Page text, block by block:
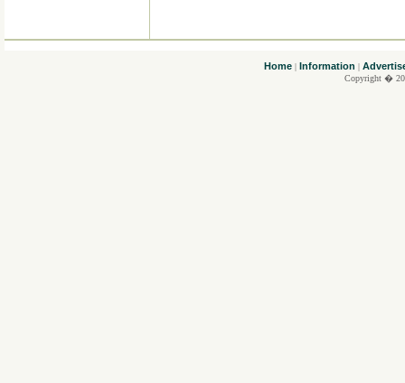
Home| Information |
Copyright �